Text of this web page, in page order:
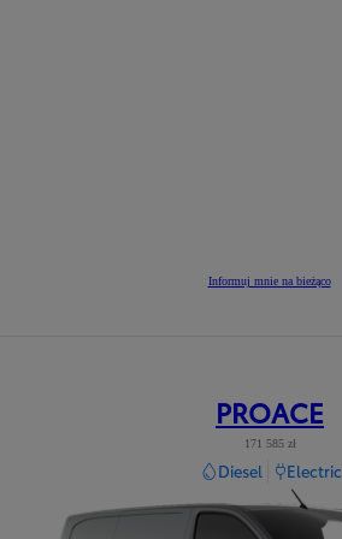
Informuj mnie na bieżąco
PROACE
171 585 zł
Diesel Electric